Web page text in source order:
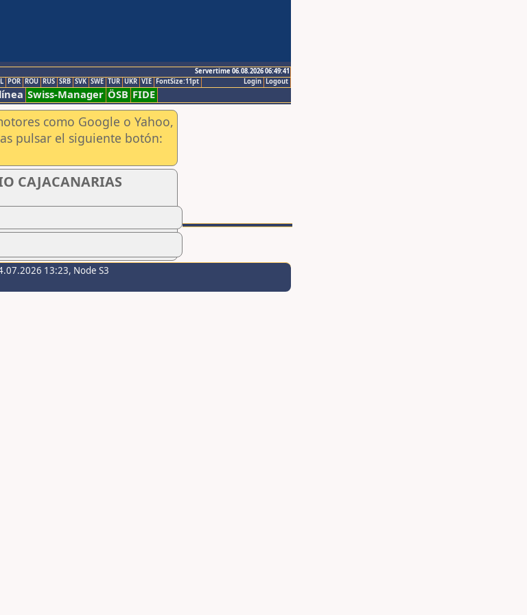
Servertime 06.08.2026 06:49:41
Logout
Login
POR ROU RUS SRB SVK SWE TUR UKR VIE FontSize:11pt
Swiss-Manager ÖSB FIDE
como Google o Yahoo,
pulsar el siguiente botón:
CAJACANARIAS
13:23, Node S3